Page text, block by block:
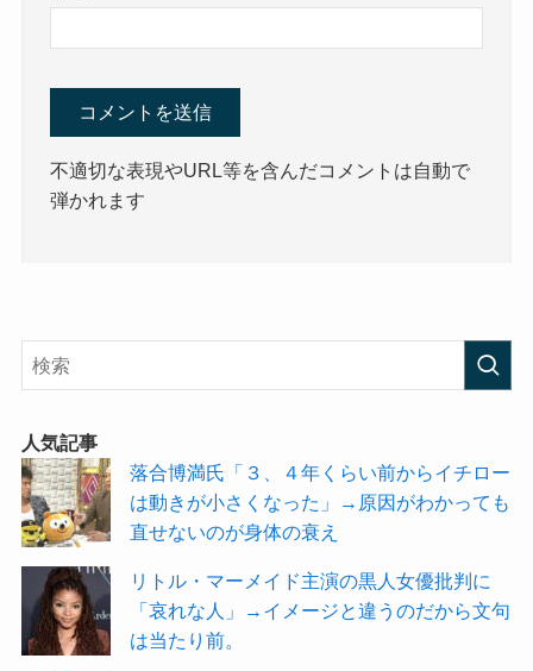
不適切な表現やURL等を含んだコメントは自動で
弾かれます
人気記事
落合博満氏「３、４年くらい前からイチロー
は動きが小さくなった」→原因がわかっても
直せないのが身体の衰え
リトル・マーメイド主演の黒人女優批判に
「哀れな人」→イメージと違うのだから文句
は当たり前。